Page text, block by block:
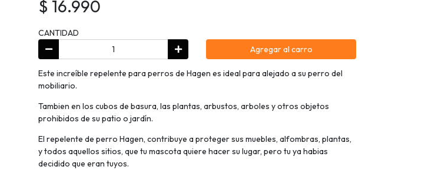
$ 16.990
CANTIDAD
Agregar al carro
Este increíble repelente para perros de Hagen es ideal para alejado a su perro del
mobiliario.
Tambien en los cubos de basura, las plantas, arbustos, arboles y otros objetos
prohibidos de su patio o jardín.
El repelente de perro Hagen, contribuye a proteger sus muebles, alfombras, plantas,
y todos aquellos sitios, que tu mascota quiere hacer su lugar, pero tu ya habias
decidido que eran tuyos.